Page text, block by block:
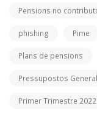
Pensions no
phishing Pime
Plans de pensions
Pressupostos
Primer Trimestre 2022